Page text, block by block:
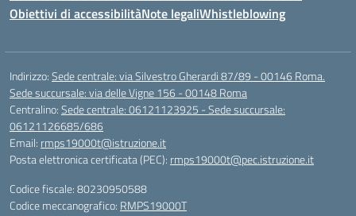
Obiettivi di accessibilitàNote legaliWhistleblowing
Indirizzo:Sede centrale: via Silvestro Gherardi 87/89 - 00146 Roma.
Sede succursale: via delle Vigne 156 - 00148 Roma
Centralino:Sede centrale: 06121123925 - Sede succursale:
06121126685/686
Email: rmps19000t@istruzione.it
Posta elettronica certificata (PEC): rmps19000t@pec.istruzione.it
Codice fiscale: 80230950588
Codice meccanografico: RMPS19000T